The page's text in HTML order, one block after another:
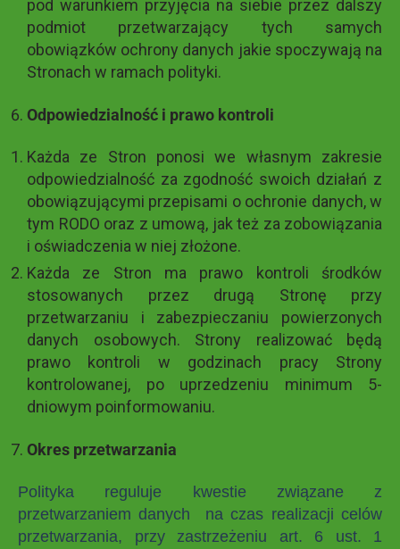
pod warunkiem przyjęcia na siebie przez dalszy
podmiot przetwarzający tych samych
obowiązków ochrony danych jakie spoczywają na
Stronach w ramach polityki.
Odpowiedzialność i prawo kontroli
Każda ze Stron ponosi we własnym zakresie
odpowiedzialność za zgodność swoich działań z
obowiązującymi przepisami o ochronie danych, w
tym RODO oraz z umową, jak też za zobowiązania
i oświadczenia w niej złożone.
Każda ze Stron ma prawo kontroli środków
stosowanych przez drugą Stronę przy
przetwarzaniu i zabezpieczaniu powierzonych
danych osobowych. Strony realizować będą
prawo kontroli w godzinach pracy Strony
kontrolowanej, po uprzedzeniu minimum 5-
dniowym poinformowaniu.
Okres przetwarzania
Polityka reguluje kwestie związane z
przetwarzaniem danych na czas realizacji celów
przetwarzania, przy zastrzeżeniu art. 6 ust. 1